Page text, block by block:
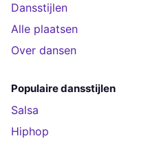
Dansstijlen
Alle plaatsen
Over dansen
Populaire dansstijlen
Salsa
Hiphop